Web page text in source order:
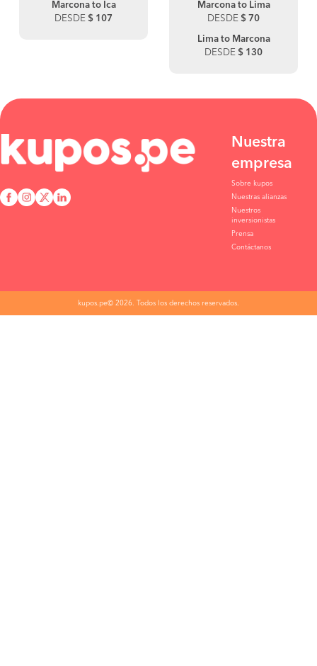
Marcona to Ica
DESDE $ 107
Marcona to Lima
DESDE $ 70
Lima to Marcona
DESDE $ 130
Nuestra
empresa
Sobre kupos
Nuestras alianzas
Nuestros
inversionistas
Prensa
Contáctanos
kupos.pe© 2026. Todos los derechos reservados.